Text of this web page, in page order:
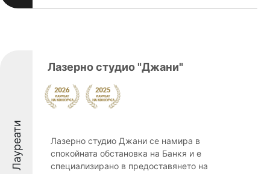
Лауреати
Лазерно студио "Джани"
Лазерно студио Джани се намира в
спокойната обстановка на Банкя и е
специализирано в предоставянето на